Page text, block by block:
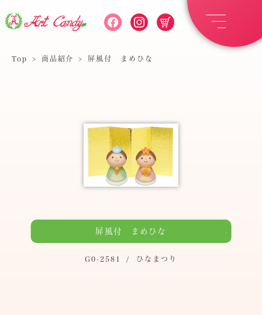
Top > 商品紹介 > 屏風付 まめひな
屏風付 まめひな
G0-2581 / ひなまつり